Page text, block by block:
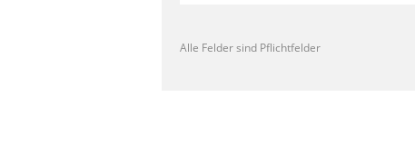
Alle Felder sind Pflichtfelder